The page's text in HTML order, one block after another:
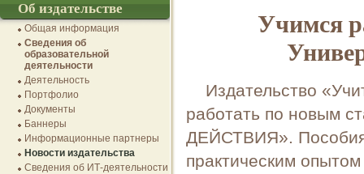
Учимся
Издательство
работать по новым
ДЕЙСТВИЯ». Пособия
практическим
Об издательстве
Общая информация
Сведения об
образовательной
деятельности
Деятельность
Портфолио
Документы
Баннеры
Информационные партнеры
Новости издательства
Сведения об ИТ-деятельности